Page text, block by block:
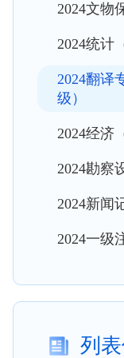
2024文物
2024统计
2024翻译
级）
2024经济
2024勘察
2024新闻
2024一级
列